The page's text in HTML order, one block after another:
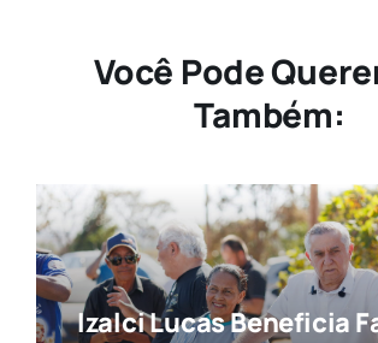
Você Pode
Também:
Izalci Lucas Beneficia